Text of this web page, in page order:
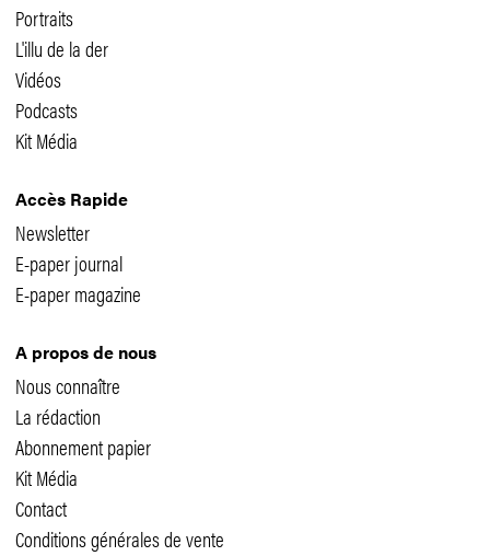
Portraits
L'illu de la der
Vidéos
Podcasts
Kit Média
Accès Rapide
Newsletter
E-paper journal
E-paper magazine
A propos de nous
Nous connaître
La rédaction
Abonnement papier
Kit Média
Contact
Conditions générales de vente